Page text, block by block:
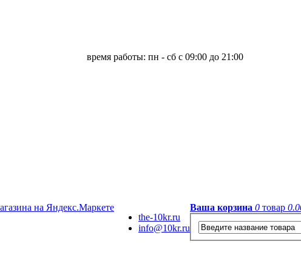
время работы: пн - сб с 09:00 до 21:00
the-10kr.ru
info@10kr.ru
Ваша корзина 0 товар